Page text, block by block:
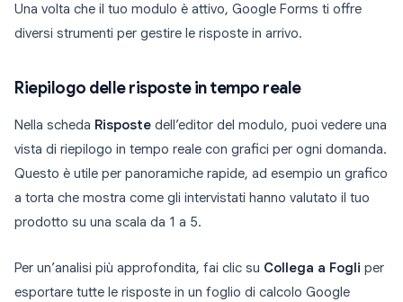
Una volta che il tuo modulo è attivo, Google Forms ti offre
diversi strumenti per gestire le risposte in arrivo.
Riepilogo delle risposte in tempo reale
Nella scheda Risposte dell’editor del modulo, puoi vedere una
vista di riepilogo in tempo reale con grafici per ogni domanda.
Questo è utile per panoramiche rapide, ad esempio un grafico
a torta che mostra come gli intervistati hanno valutato il tuo
prodotto su una scala da 1 a 5.
Per un’analisi più approfondita, fai clic su Collega a Fogli per
esportare tutte le risposte in un foglio di calcolo Google